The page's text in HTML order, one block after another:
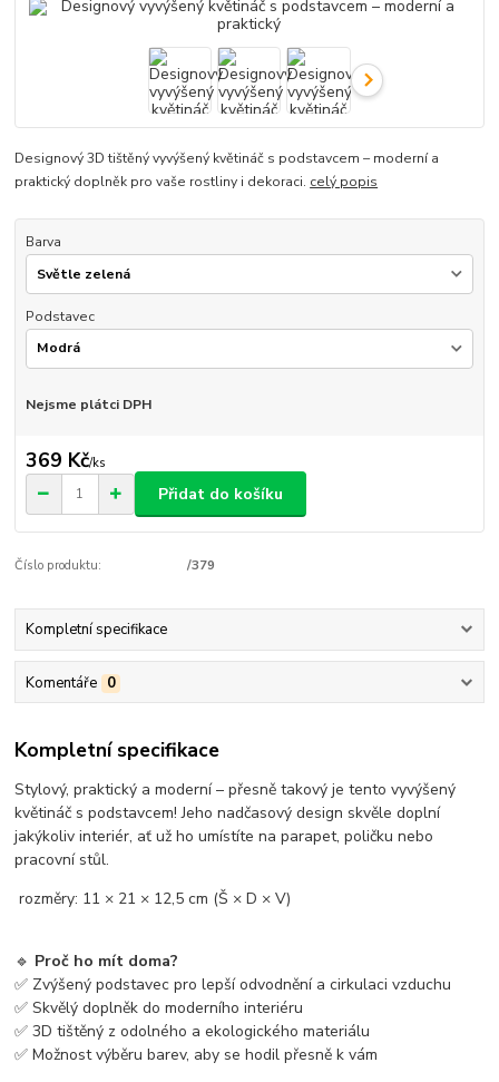
Designový 3D tištěný vyvýšený květináč s podstavcem – moderní a
praktický doplněk pro vaše rostliny i dekoraci. celý popis
Barva
Podstavec
Nejsme plátci DPH
369 Kč/ks
Přidat do košíku
Číslo produktu: /379
Kompletní specifikace
Komentáře 0
Kompletní specifikace
Stylový, praktický a moderní – přesně takový je tento vyvýšený
květináč s podstavcem! Jeho nadčasový design skvěle doplní
jakýkoliv interiér, ať už ho umístíte na parapet, poličku nebo
pracovní stůl.
rozměry: 11 × 21 × 12,5 cm (Š × D × V)
🔹 Proč ho mít doma?
✅ Zvýšený podstavec pro lepší odvodnění a cirkulaci vzduchu
✅ Skvělý doplněk do moderního interiéru
✅ 3D tištěný z odolného a ekologického materiálu
✅ Možnost výběru barev, aby se hodil přesně k vám